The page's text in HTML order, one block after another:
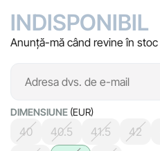
INDISPONIBIL
Anunță-mă când revine în stoc
DIMENSIUNE (EUR)
40 40.5 41.5 42